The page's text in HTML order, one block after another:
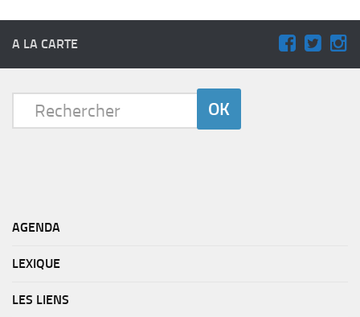
A LA CARTE
AGENDA
LEXIQUE
LES LIENS